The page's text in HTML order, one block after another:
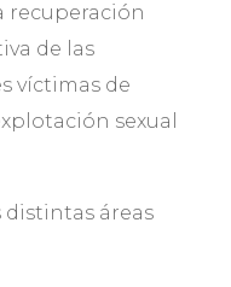
recuperación
de las
víctimas de
sexual
distintas áreas